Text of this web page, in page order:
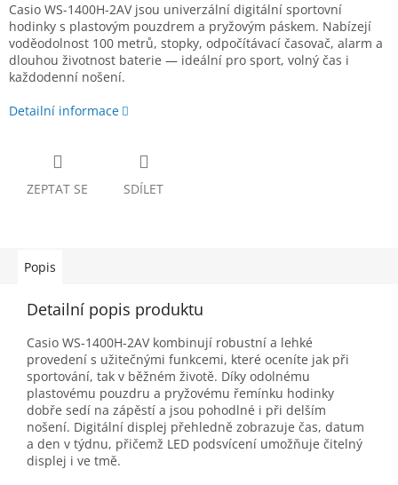
Casio WS-1400H-2AV jsou univerzální digitální sportovní
hodinky s plastovým pouzdrem a pryžovým páskem. Nabízejí
voděodolnost 100 metrů, stopky, odpočítávací časovač, alarm a
dlouhou životnost baterie — ideální pro sport, volný čas i
každodenní nošení.
Detailní informace
ZEPTAT SE SDÍLET
Popis
Detailní popis produktu
Casio WS-1400H-2AV kombinují robustní a lehké
provedení s užitečnými funkcemi, které oceníte jak při
sportování, tak v běžném životě. Díky odolnému
plastovému pouzdru a pryžovému řemínku hodinky
dobře sedí na zápěstí a jsou pohodlné i při delším
nošení. Digitální displej přehledně zobrazuje čas, datum
a den v týdnu, přičemž LED podsvícení umožňuje čitelný
displej i ve tmě.